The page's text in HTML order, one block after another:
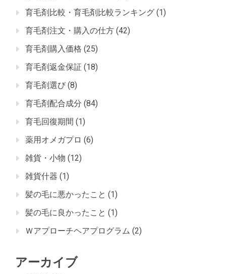
育毛剤比較・育毛剤比較ランキング (1)
育毛剤注文・購入の仕方 (42)
育毛剤購入価格 (25)
育毛剤返金保証 (18)
育毛剤選び (8)
育毛剤配合成分 (84)
育毛回復期間 (1)
薬用オメガプロ (6)
雑貨・小物 (12)
雑貨什器 (1)
髪の毛に悪かったこと (1)
髪の毛に良かったこと (1)
Ｗアプローチヘアプログラム (2)
アーカイブ